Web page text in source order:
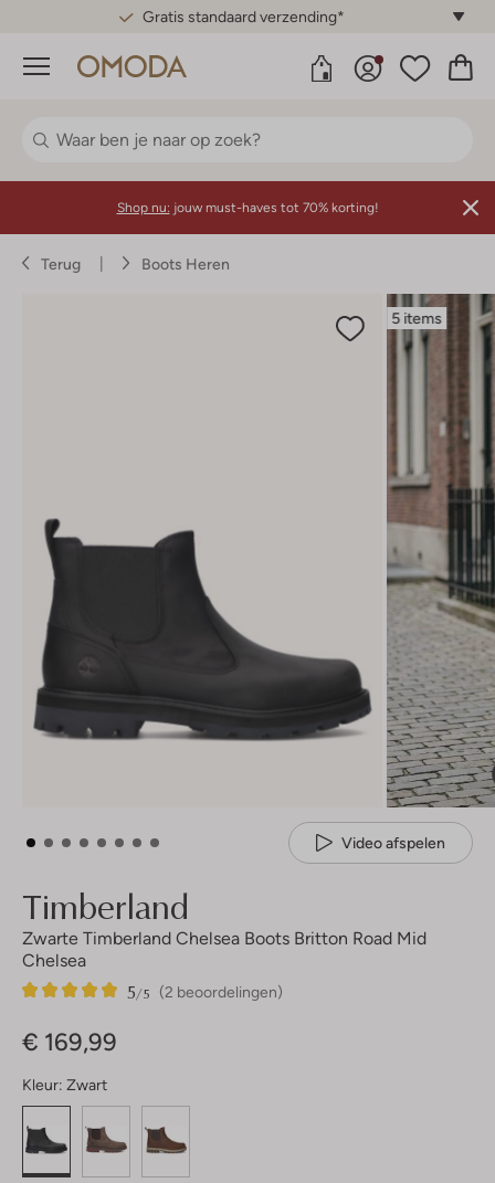
Gratis standaard verzending*
Menu
Shop nu: jouw must-haves tot 70% korting!
Terug Boots Heren
5 items
Video afspelen
Timberland
Zwarte Timberland Chelsea Boots Britton Road Mid
Chelsea
(2 beoordelingen)
5/5
2
5
€ 169,99
Kleur: Zwart